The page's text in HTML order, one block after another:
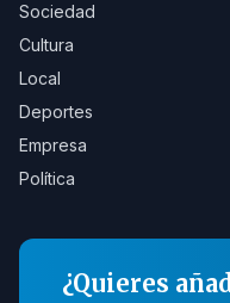
Sociedad
Cultura
Local
Deportes
Empresa
Política
¿Quieres